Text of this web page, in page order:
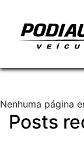
Nenhuma página
Posts